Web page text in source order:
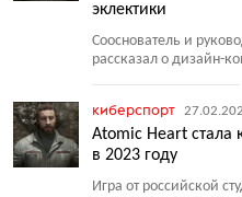
эклектики
Сооснователь и
рассказал о дизайн-
киберспорт
Atomic Heart стала
в 2023 году
Игра от российской